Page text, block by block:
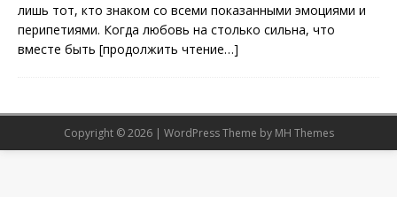
лишь тот, кто знаком со всеми показанными эмоциями и
перипетиями. Когда любовь на столько сильна, что
вместе быть [продолжить чтение…]
Copyright © 2026 | WordPress Theme by MH Themes